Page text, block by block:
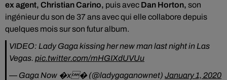
ex agent, Christian Carino, puis avec Dan Horton, son
ingénieur du son de 37 ans avec qui elle collabore depuis
quelques mois sur son futur album.
VIDEO: Lady Gaga kissing her new man last night in Las
Vegas. pic.twitter.com/mHGIXdUVUu
— Gaga Now �x� (@ladygaganownet) January 1, 2020